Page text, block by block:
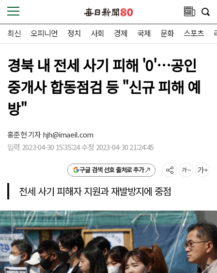
최신 오피니언 정치 사회 경제 국제 문화 스포츠
경북 내 전세 사기 피해 '0'…공인
중개사 합동점검 등 "신규 피해 예
방"
홍준헌 기자hjh@imaeil.com
입력 2023-04-30 15:35:24 수정 2023-04-30 21:24:45
구글 검색 선호 출처로 추가
전세 사기 피해자 지원과 재발방지에 중점